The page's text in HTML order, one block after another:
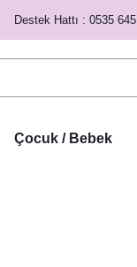
Destek Hattı : 0535
Çocuk / Bebek